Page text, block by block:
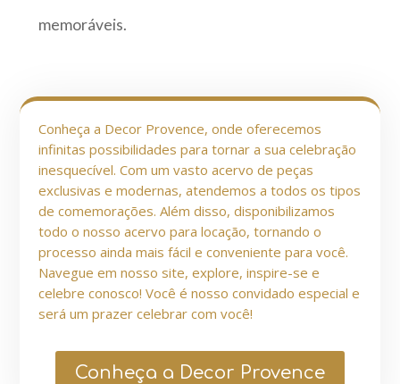
memoráveis.
Conheça a Decor Provence, onde oferecemos
infinitas possibilidades para tornar a sua celebração
inesquecível. Com um vasto acervo de peças
exclusivas e modernas, atendemos a todos os tipos
de comemorações. Além disso, disponibilizamos
todo o nosso acervo para locação, tornando o
processo ainda mais fácil e conveniente para você.
Navegue em nosso site, explore, inspire-se e
celebre conosco! Você é nosso convidado especial e
será um prazer celebrar com você!
Conheça a Decor Provence